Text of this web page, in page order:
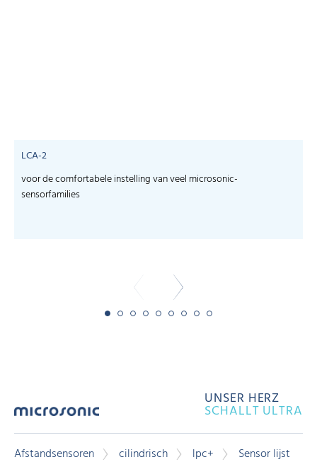
LCA-2
voor de comfortabele instelling van veel microsonic-
sensorfamilies
UNSER HERZ
SCHALLT ULTRA
Afstandsensoren cilindrisch lpc+ Sensor lijst